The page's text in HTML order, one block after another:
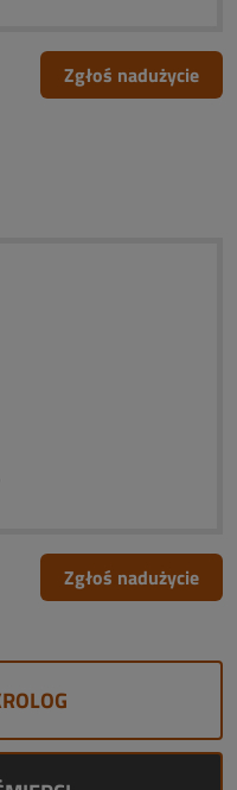
Zgłoś nadużycie
Zgłoś nadużycie